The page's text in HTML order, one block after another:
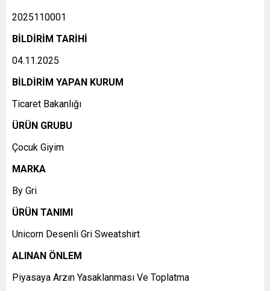
2025110001
BİLDİRİM TARİHİ
04.11.2025
BİLDİRİM YAPAN KURUM
Ticaret Bakanlığı
ÜRÜN GRUBU
Çocuk Giyim
MARKA
By Gri
ÜRÜN TANIMI
Unicorn Desenli Gri Sweatshirt
ALINAN ÖNLEM
Piyasaya Arzın Yasaklanması Ve Toplatma